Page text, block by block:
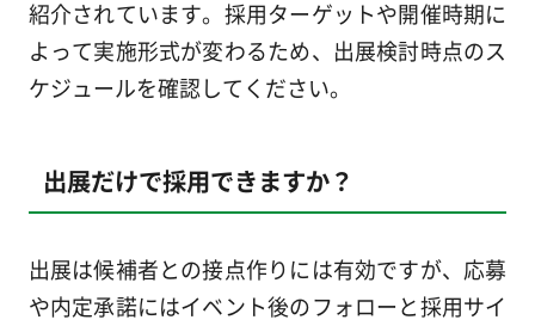
紹介されています。採用ターゲットや開催時期に
よって実施形式が変わるため、出展検討時点のス
ケジュールを確認してください。
出展だけで採用できますか？
出展は候補者との接点作りには有効ですが、応募
や内定承諾にはイベント後のフォローと採用サイ